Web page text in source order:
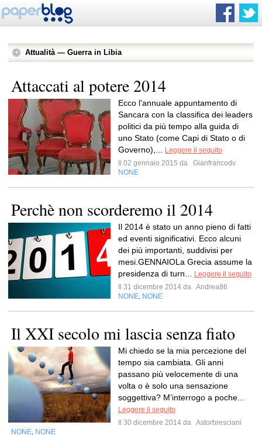
Attualità — Guerra in Libia
Attaccati al potere 2014
Ecco l'annuale appuntamento di
Sancara con la classifica dei leaders
politici da più tempo alla guida di
uno Stato (come Capi di Stato o di
Governo),...
Leggere il seguito
Il 02 gennaio 2015 da
Gianfrancodv
NONE
Perchè non scorderemo il 2014
Il 2014 è stato un anno pieno di fatti
ed eventi significativi. Ecco alcuni
dei più importanti, suddivisi per
mesi.GENNAIOLa Grecia assume la
presidenza di turn...
Leggere il seguito
Il 31 dicembre 2014 da Andrea86
NONE NONE
Il XXI secolo mi lascia senza fiato
Mi chiedo se la mia percezione del
tempo sia cambiata. Gli anni
passano più velocemente di una
volta o è solo una sensazione
soggettiva? M’interrogo a poche...
Leggere il seguito
Il 30 dicembre 2014 da Astorbresciani
NONE NONE